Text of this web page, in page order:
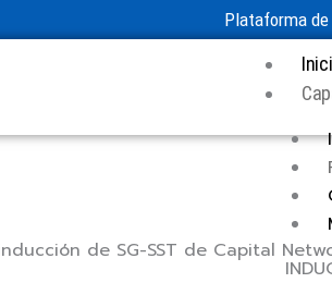
Plataforma
de SG-SST de Capital